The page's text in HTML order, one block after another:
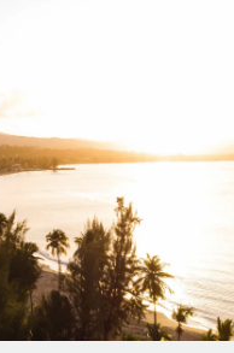
uitbesteden
voor je team
voor groeiende
op maat